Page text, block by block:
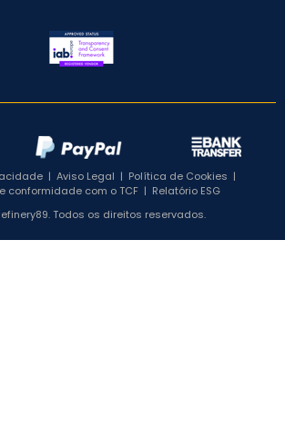
| Aviso Legal | Política de Cookies |
conformidade com o TCF | Relatório ESG
Todos os direitos reservados.